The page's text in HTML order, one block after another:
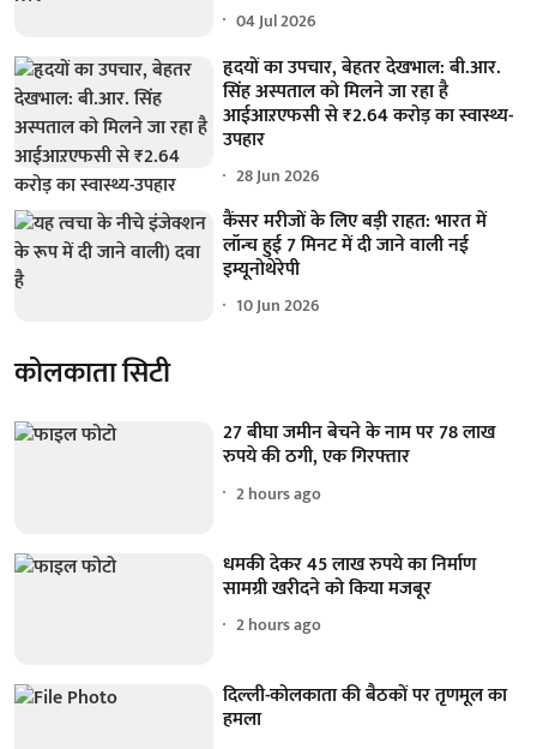
04 Jul 2026
हृदयों का उपचार, बेहतर देखभाल: बी.आर.
सिंह अस्पताल को मिलने जा रहा है
आईआऱएफसी से ₹2.64 करोड़ का स्वास्थ्य-
उपहार
28 Jun 2026
कैंसर मरीजों के लिए बड़ी राहत: भारत में
लॉन्च हुई 7 मिनट में दी जाने वाली नई
इम्यूनोथेरेपी
10 Jun 2026
कोलकाता सिटी
27 बीघा जमीन बेचने के नाम पर 78 लाख
रुपये की ठगी, एक गिरफ्तार
2 hours ago
धमकी देकर 45 लाख रुपये का निर्माण
सामग्री खरीदने को किया मजबूर
2 hours ago
दिल्ली-कोलकाता की बैठकों पर तृणमूल का
हमला